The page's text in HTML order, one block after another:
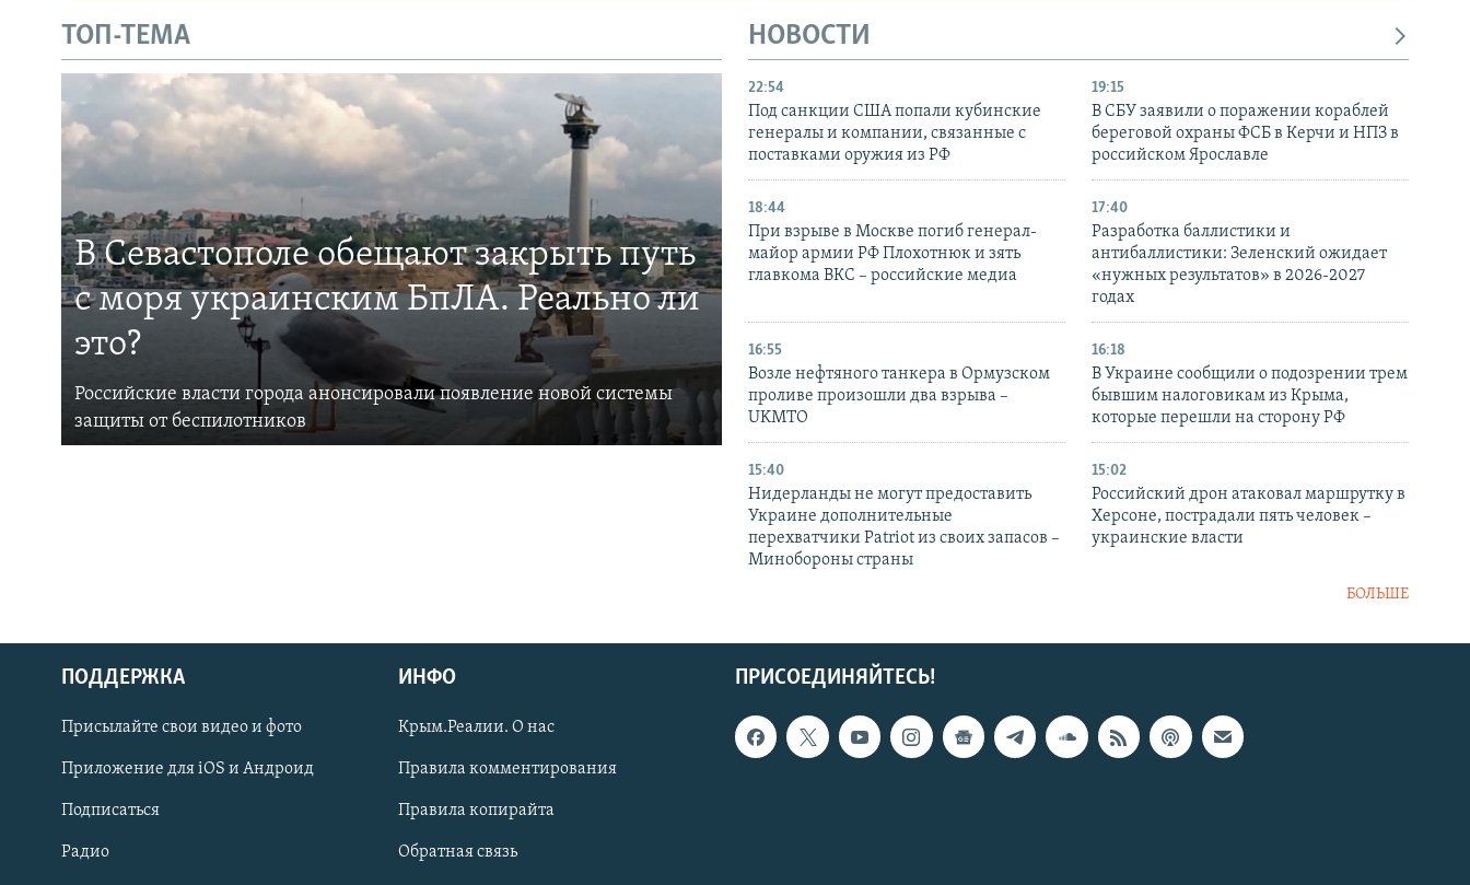
Українською
Qırımtatar
ПРИСОЕДИНЯЙТЕСЬ!
ТОП-ТЕМА
В Севастополе обещают закрыть путь
с моря украинским БпЛА. Реально ли
это?
Российские власти города анонсировали появление новой системы
защиты от беспилотников
НОВОСТИ
22:54
Под санкции США попали кубинские
генералы и компании, связанные с
поставками оружия из РФ
19:15
В СБУ заявили о поражении кораблей
береговой охраны ФСБ в Керчи и НПЗ в
российском Ярославле
18:44
При взрыве в Москве погиб генерал-
майор армии РФ Плохотнюк и зять
главкома ВКС – российские медиа
17:40
Разработка баллистики и
антибаллистики: Зеленский ожидает
«нужных результатов» в 2026-2027
годах
16:55
Возле нефтяного танкера в Ормузском
проливе произошли два взрыва –
UKMTO
16:18
В Украине сообщили о подозрении трем
бывшим налоговикам из Крыма,
которые перешли на сторону РФ
15:40
Нидерланды не могут предоставить
Украине дополнительные
перехватчики Patriot из своих запасов –
Минобороны страны
15:02
Российский дрон атаковал маршрутку в
Херсоне, пострадали пять человек –
украинские власти
БОЛЬШЕ
ПРИСОЕДИНЯЙТЕСЬ!
ПОДДЕРЖКА
Присылайте свои видео и фото
Приложение для iOS и Андроид
Подписаться
Радио
ИНФО
Крым.Реалии. О нас
Правила комментирования
Правила копирайта
Обратная связь